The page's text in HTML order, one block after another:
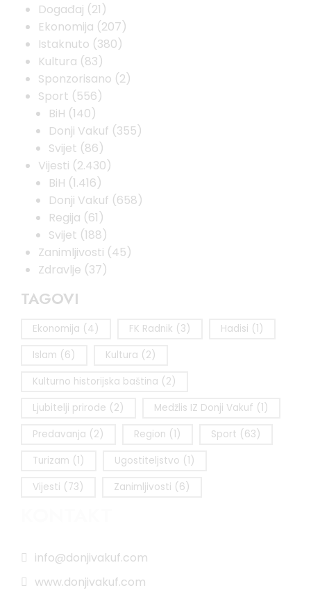
Događaj (21)
Ekonomija (207)
Istaknuto (380)
Kultura (83)
Sponzorisano (2)
Sport (556)
BiH (140)
Donji Vakuf (355)
Svijet (86)
Vijesti (2.430)
BiH (1.416)
Donji Vakuf (658)
Regija (61)
Svijet (188)
Zanimljivosti (45)
Zdravlje (37)
TAGOVI
Ekonomija (4) FK Radnik (3) Hadisi (1)
Islam (6) Kultura (2)
Kulturno historijska baština (2)
Ljubitelji prirode (2) Medžlis IZ Donji Vakuf (1)
Predavanja (2) Region (1) Sport (63)
Turizam (1) Ugostiteljstvo (1)
Vijesti (73) Zanimljivosti (6)
info@donjivakuf.com
www.donjivakuf.com